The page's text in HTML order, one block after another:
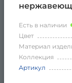
Есть в наличии
Цвет
Материал
Коллекция
Артикул